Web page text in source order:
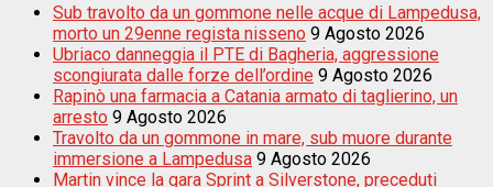
Sub travolto da un gommone nelle acque di Lampedusa,
morto un 29enne regista nisseno 9 Agosto 2026
Ubriaco danneggia il PTE di Bagheria, aggressione
scongiurata dalle forze dell’ordine 9 Agosto 2026
Rapinò una farmacia a Catania armato di taglierino, un
arresto 9 Agosto 2026
Travolto da un gommone in mare, sub muore durante
immersione a Lampedusa 9 Agosto 2026
Martin vince la gara Sprint a Silverstone, preceduti